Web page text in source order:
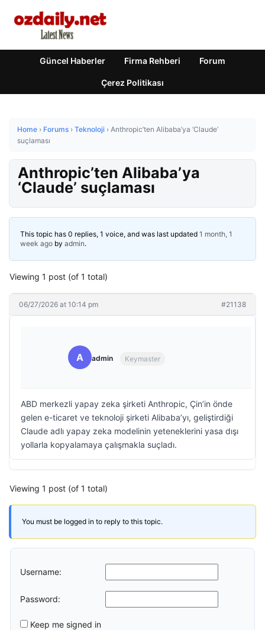
Güncel Haberler Firma Rehberi Forum
Çerez Politikası
Home › Forums › Teknoloji › Anthropic’ten Alibaba’ya ‘Claude’
suçlaması
Anthropic’ten Alibaba’ya
‘Claude’ suçlaması
This topic has 0 replies, 1 voice, and was last updated 1 month, 1
week ago by admin.
Viewing 1 post (of 1 total)
06/27/2026 at 10:14 pm #21138
A admin Keymaster
ABD merkezli yapay zeka şirketi Anthropic, Çin’in önde
gelen e-ticaret ve teknoloji şirketi Alibaba’yı, geliştirdiği
Claude adlı yapay zeka modelinin yeteneklerini yasa dışı
yollarla kopyalamaya çalışmakla suçladı.
Viewing 1 post (of 1 total)
You must be logged in to reply to this topic.
Username:
Password:
Keep me signed in